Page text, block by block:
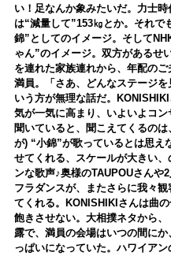
い！足なんか象みたいだ。力士
は“減量して”153㎏とか。それで
錦”としてのイメージ。そして
ゃん”のイメージ。双方があるせ
を連れた家族連れから、年配の
満員。「さあ、どんなステージ
いう方が無理な話だ。
気が一気に高まり、いよいよコ
聞いていると、聞こえてくるの
が) “小錦”が歌っているとは思え
せてくれる、スケールが大きい
ンな歌声♪奥様のTAUPOUさんや
フラダンスが、またさらに我々
てくれる。KONISHIKIさんは曲
飽きさせない。大相撲ネタから
露で、満員の会場はいつの間に
っぱいになっていた。ハワイアン